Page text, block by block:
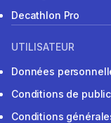
Decathlon Pro
UTILISATEUR
Données
Conditions de
Conditions